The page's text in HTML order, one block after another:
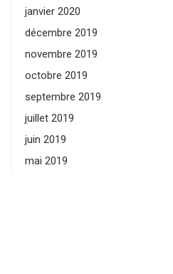
janvier 2020
décembre 2019
novembre 2019
octobre 2019
septembre 2019
juillet 2019
juin 2019
mai 2019